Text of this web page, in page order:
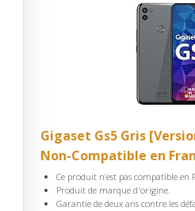
Gigaset Gs5 Gris
Non-Compatible en
Ce produit n’est pas compatible en
Produit de marque d'origine.
Garantie de deux ans contre les